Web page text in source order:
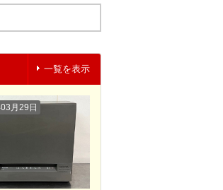
一覧を表示
月29日